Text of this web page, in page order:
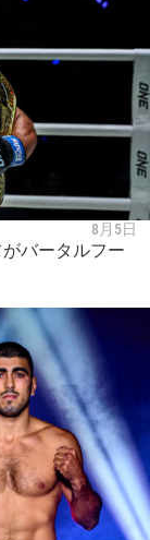
8月5日
がバータルフー